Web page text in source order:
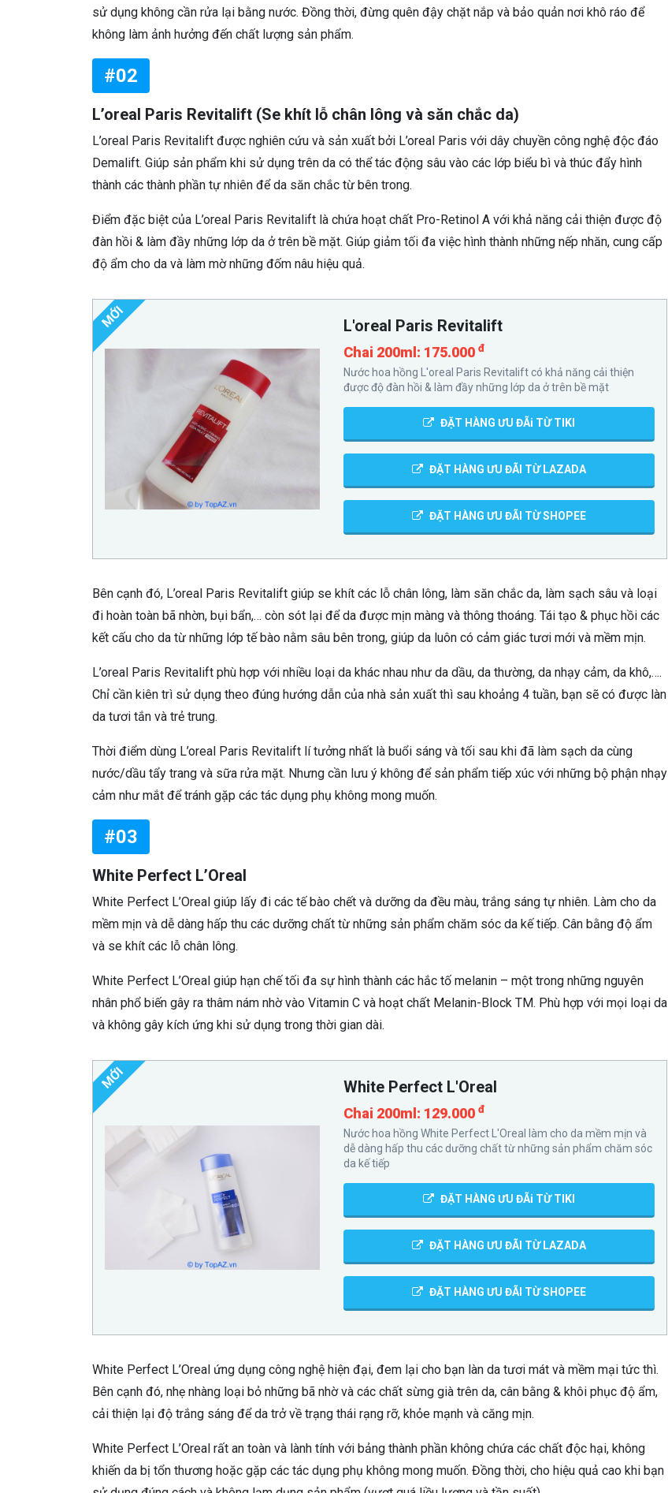
sử dụng không cần rửa lại bằng nước. Đồng thời, đừng quên đậy chặt nắp và bảo quản nơi khô ráo để
không làm ảnh hưởng đến chất lượng sản phẩm.
#02
L’oreal Paris Revitalift (Se khít lỗ chân lông và săn chắc da)
L’oreal Paris Revitalift được nghiên cứu và sản xuất bởi L’oreal Paris với dây chuyền công nghệ độc đáo
Demalift. Giúp sản phẩm khi sử dụng trên da có thể tác động sâu vào các lớp biểu bì và thúc đẩy hình
thành các thành phần tự nhiên để da săn chắc từ bên trong.
Điểm đặc biệt của L’oreal Paris Revitalift là chứa hoạt chất Pro-Retinol A với khả năng cải thiện được độ
đàn hồi & làm đầy những lớp da ở trên bề mặt. Giúp giảm tối đa việc hình thành những nếp nhăn, cung cấp
độ ẩm cho da và làm mờ những đốm nâu hiệu quả.
MỚI L'oreal Paris Revitalift
Chai 200ml: 175.000đ
Nước hoa hồng L'oreal Paris Revitalift có khả năng cải thiện
được độ đàn hồi & làm đầy những lớp da ở trên bề mặt
ĐẶT HÀNG ƯU ĐÃi TỪ TIKI
ĐẶT HÀNG ƯU ĐÃI TỪ LAZADA
ĐẶT HÀNG ƯU ĐÃI TỪ SHOPEE
Bên cạnh đó, L’oreal Paris Revitalift giúp se khít các lỗ chân lông, làm săn chắc da, làm sạch sâu và loại
đi hoàn toàn bã nhờn, bụi bẩn,… còn sót lại để da được mịn màng và thông thoáng. Tái tạo & phục hồi các
kết cấu cho da từ những lớp tế bào nằm sâu bên trong, giúp da luôn có cảm giác tươi mới và mềm mịn.
L’oreal Paris Revitalift phù hợp với nhiều loại da khác nhau như da dầu, da thường, da nhạy cảm, da khô,….
Chỉ cần kiên trì sử dụng theo đúng hướng dẫn của nhà sản xuất thì sau khoảng 4 tuần, bạn sẽ có được làn
da tươi tắn và trẻ trung.
Thời điểm dùng L’oreal Paris Revitalift lí tưởng nhất là buổi sáng và tối sau khi đã làm sạch da cùng
nước/dầu tẩy trang và sữa rửa mặt. Nhưng cần lưu ý không để sản phẩm tiếp xúc với những bộ phận nhạy
cảm như mắt để tránh gặp các tác dụng phụ không mong muốn.
#03
White Perfect L’Oreal
White Perfect L’Oreal giúp lấy đi các tế bào chết và dưỡng da đều màu, trắng sáng tự nhiên. Làm cho da
mềm mịn và dễ dàng hấp thu các dưỡng chất từ những sản phẩm chăm sóc da kế tiếp. Cân bằng độ ẩm
và se khít các lỗ chân lông.
White Perfect L’Oreal giúp hạn chế tối đa sự hình thành các hắc tố melanin – một trong những nguyên
nhân phổ biến gây ra thâm nám nhờ vào Vitamin C và hoạt chất Melanin-Block TM. Phù hợp với mọi loại da
và không gây kích ứng khi sử dụng trong thời gian dài.
MỚI White Perfect L'Oreal
Chai 200ml: 129.000đ
Nước hoa hồng White Perfect L'Oreal làm cho da mềm mịn và
dễ dàng hấp thu các dưỡng chất từ những sản phẩm chăm sóc
da kế tiếp
ĐẶT HÀNG ƯU ĐÃi TỪ TIKI
ĐẶT HÀNG ƯU ĐÃI TỪ LAZADA
ĐẶT HÀNG ƯU ĐÃI TỪ SHOPEE
White Perfect L’Oreal ứng dụng công nghệ hiện đại, đem lại cho bạn làn da tươi mát và mềm mại tức thì.
Bên cạnh đó, nhẹ nhàng loại bỏ những bã nhờ và các chất sừng già trên da, cân bằng & khôi phục độ ẩm,
cải thiện lại độ trắng sáng để da trở về trạng thái rạng rỡ, khỏe mạnh và căng mịn.
White Perfect L’Oreal rất an toàn và lành tính với bảng thành phần không chứa các chất độc hại, không
khiến da bị tổn thương hoặc gặp các tác dụng phụ không mong muốn. Đồng thời, cho hiệu quả cao khi bạn